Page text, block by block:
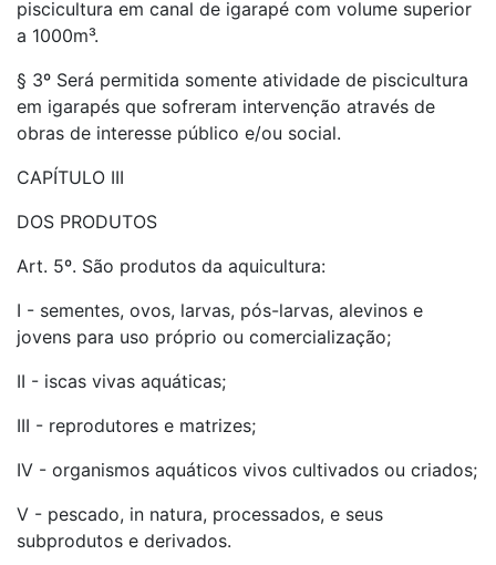
piscicultura em canal de igarapé com volume superior
a 1000m³.
§ 3º Será permitida somente atividade de piscicultura
em igarapés que sofreram intervenção através de
obras de interesse público e/ou social.
CAPÍTULO III
DOS PRODUTOS
Art. 5º. São produtos da aquicultura:
I - sementes, ovos, larvas, pós-larvas, alevinos e
jovens para uso próprio ou comercialização;
II - iscas vivas aquáticas;
III - reprodutores e matrizes;
IV - organismos aquáticos vivos cultivados ou criados;
V - pescado, in natura, processados, e seus
subprodutos e derivados.